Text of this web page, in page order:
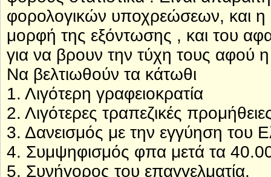
φορολογικών υποχρεώσεων, και
μορφή της εξόντωσης , και του
για να βρουν την τύχη τους αφού η
Να βελτιωθούν τα κάτωθι
1. Λιγότερη γραφειοκρατία
2. Λιγότερες τραπεζικές
3. Δανεισμός με την εγγύηση του
4. Συμψηφισμός φπα μετά τα
5. Συνήγορος του επαγγελματία.